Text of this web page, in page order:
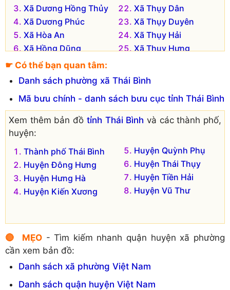
Xã Dương Hồng Thủy
Xã Dương Phúc
Xã Hòa An
Xã Hồng Dũng
Xã Mỹ Lộc
Xã Sơn Hà
Xã Tân Học
Xã Thái Đô
Xã Thái Giang
Xã Thái Hưng
Xã Thái Phúc
Xã Thái Thịnh
Xã Thái Thọ
Xã Thái Thượng
Xã Thụy Dân
Xã Thụy Duyên
Xã Thụy Hải
Xã Thụy Hưng
Xã Thụy Ninh
Xã Thụy Quỳnh
Xã Thụy Sơn
Xã Thụy Trường
Xã Thụy Văn
Xã Thụy Việt
Xã Thụy Xuân
Đơn vị hành chính cũ hiện không còn tồn tại là:
Xã Hồng Quỳnh
Xã Thái An
Xã Thái Dương
Xã Thái Hà
Xã Thái Thuần
Xã Thụy An
Xã Thụy Dũng
☛ Có thể bạn quan tâm:
Danh sách phường xã Thái Bình
Mã bưu chính - danh sách bưu cục tỉnh Thái Bình
Xem thêm bản đồ tỉnh Thái Bình và các thành phố,
huyện:
Thành phố Thái Bình
Huyện Đông Hưng
Huyện Hưng Hà
Huyện Kiến Xương
Huyện Quỳnh Phụ
Huyện Thái Thụy
Huyện Tiền Hải
Huyện Vũ Thư
🔴 MẸO- Tìm kiếm nhanh quận huyện xã phường
cần xem bản đồ:
Danh sách xã phường Việt Nam
Danh sách quận huyện Việt Nam